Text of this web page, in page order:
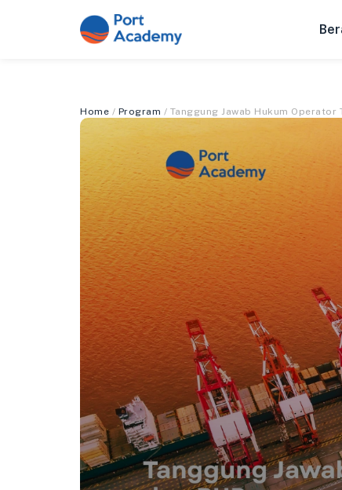
Home / Program / Tanggung Jawab Hukum Operator